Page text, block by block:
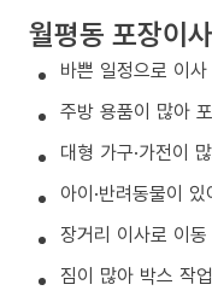
월평동 포장이
바쁜 일정으로 이
주방 용품이 많아
대형 가구·가전이
아이·반려동물이
장거리 이사로 이
짐이 많아 박스 작